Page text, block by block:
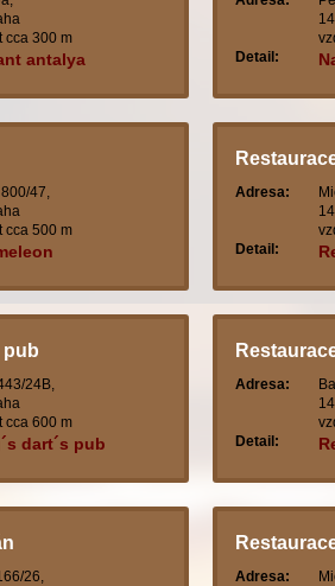
cca 300 m
antalya
Detail:
47,
cca 500 m
Adresa:
Detail:
pub
24B,
cca 600 m
dart´s pub
Adresa:
Detail:
26,
Adresa: